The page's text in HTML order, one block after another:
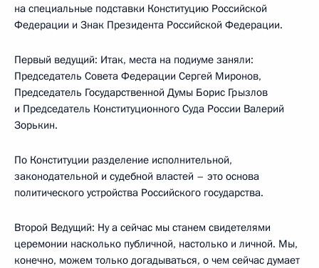
на специальные подставки Конституцию Российской
Федерации и Знак Президента Российской Федерации.
Первый ведущий: Итак, места на подиуме заняли:
Председатель Совета Федерации Сергей Миронов,
Председатель Государственной Думы Борис Грызлов
и Председатель Конституционного Суда России Валерий
Зорькин.
По Конституции разделение исполнительной,
законодательной и судебной властей – это основа
политического устройства Российского государства.
Второй Ведущий: Ну а сейчас мы станем свидетелями
церемонии насколько публичной, настолько и личной. Мы,
конечно, можем только догадываться, о чем сейчас думает